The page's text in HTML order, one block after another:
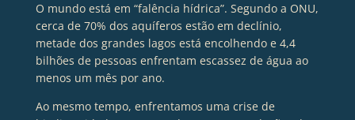
O mundo está em “falência hídrica”. Segundo a ONU,
cerca de 70% dos aquíferos estão em declínio,
metade dos grandes lagos está encolhendo e 4,4
bilhões de pessoas enfrentam escassez de água ao
menos um mês por ano.
Ao mesmo tempo, enfrentamos uma crise de